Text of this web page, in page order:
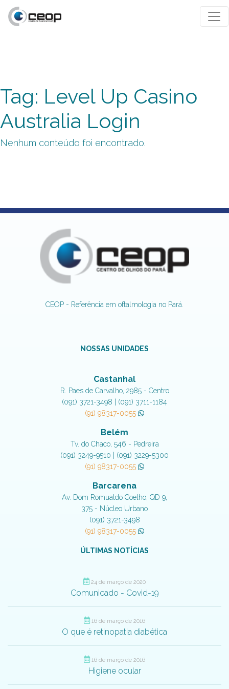
Tag: Level Up Casino
Australia Login
Nenhum conteúdo foi encontrado.
CEOP - Referência em oftalmologia no Pará.
NOSSAS UNIDADES
Castanhal
R. Paes de Carvalho, 2985 - Centro
(091) 3721-3498 | (091) 3711-1184
(91) 98317-0055
Belém
Tv. do Chaco, 546 - Pedreira
(091) 3249-9510 | (091) 3229-5300
(91) 98317-0055
Barcarena
Av. Dom Romualdo Coelho, QD 9,
375 - Núcleo Urbano
(091) 3721-3498
(91) 98317-0055
ÚLTIMAS NOTÍCIAS
24 de março de 2020
Comunicado - Covid-19
16 de março de 2016
O que é retinopatia diabética
16 de março de 2016
Higiene ocular